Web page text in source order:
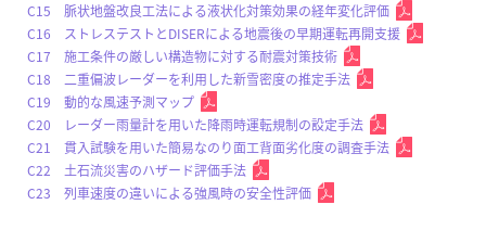
C15 脈状地盤改良工法による液状化対策効果の経年変化評価
C16 ストレステストとDISERによる地震後の早期運転再開支援
C17 施工条件の厳しい構造物に対する耐震対策技術
C18 二重偏波レーダーを利用した新雪密度の推定手法
C19 動的な風速予測マップ
C20 レーダー雨量計を用いた降雨時運転規制の設定手法
C21 貫入試験を用いた簡易なのり面工背面劣化度の調査手法
C22 土石流災害のハザード評価手法
C23 列車速度の違いによる強風時の安全性評価